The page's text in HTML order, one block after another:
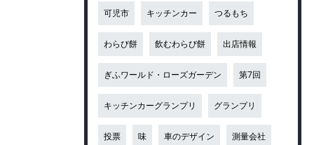
可児市 キッチンカー つるもち
わらび餅 飲むわらび餅 出店情報
ぎふワールド・ローズガーデン 第7回
キッチンカーグランプリ グランプリ
投票 味 車のデザイン 測量会社